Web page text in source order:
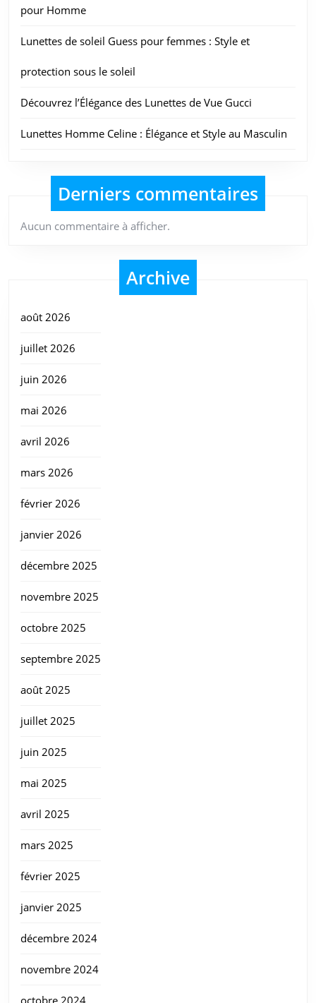
pour Homme
Lunettes de soleil Guess pour femmes : Style et
protection sous le soleil
Découvrez l’Élégance des Lunettes de Vue Gucci
Lunettes Homme Celine : Élégance et Style au Masculin
Derniers commentaires
Aucun commentaire à afficher.
Archive
août 2026
juillet 2026
juin 2026
mai 2026
avril 2026
mars 2026
février 2026
janvier 2026
décembre 2025
novembre 2025
octobre 2025
septembre 2025
août 2025
juillet 2025
juin 2025
mai 2025
avril 2025
mars 2025
février 2025
janvier 2025
décembre 2024
novembre 2024
octobre 2024